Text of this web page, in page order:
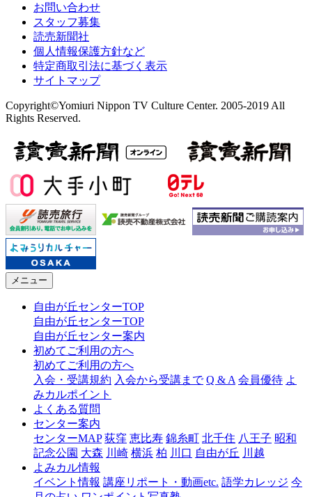
お問い合わせ
スタッフ募集
読売新聞社
個人情報保護方針など
特定商取引法に基づく表示
サイトマップ
Copyright©Yomiuri Nippon TV Culture Center. 2005-2019 All
Rights Reserved.
メニュー
自由が丘センターTOP
自由が丘センターTOP
自由が丘センター案内
初めてご利用の方へ
初めてご利用の方へ
入会・受講規約 入会から受講まで Q & A 会員優待 よ
みカルポイント
よくある質問
センター案内
センターMAP 荻窪 恵比寿 錦糸町 北千住 八王子 昭和
記念公園 大森 川崎 横浜 柏 川口 自由が丘 川越
よみカル情報
イベント情報 講座リポート・動画etc. 語学カレッジ 今